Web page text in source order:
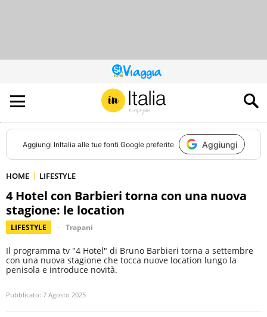
QUESTO
SITO
CONTRIBUISCE
ALL’AUDIENCE
DI
Aggiungi InItalia alle tue fonti Google preferite Aggiungi
HOME LIFESTYLE
4 Hotel con Barbieri torna con una nuova
stagione: le location
LIFESTYLE Trapani
Il programma tv "4 Hotel" di Bruno Barbieri torna a settembre
con una nuova stagione che tocca nuove location lungo la
penisola e introduce novità.
Pubblicato: 7 Agosto 2025